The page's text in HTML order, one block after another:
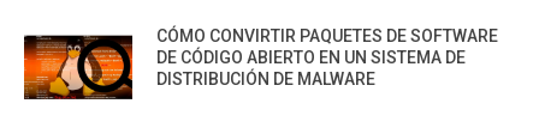
CÓMO CONVIRTIR PAQUETES DE SOFTWARE
DE CÓDIGO ABIERTO EN UN SISTEMA DE
DISTRIBUCIÓN DE MALWARE